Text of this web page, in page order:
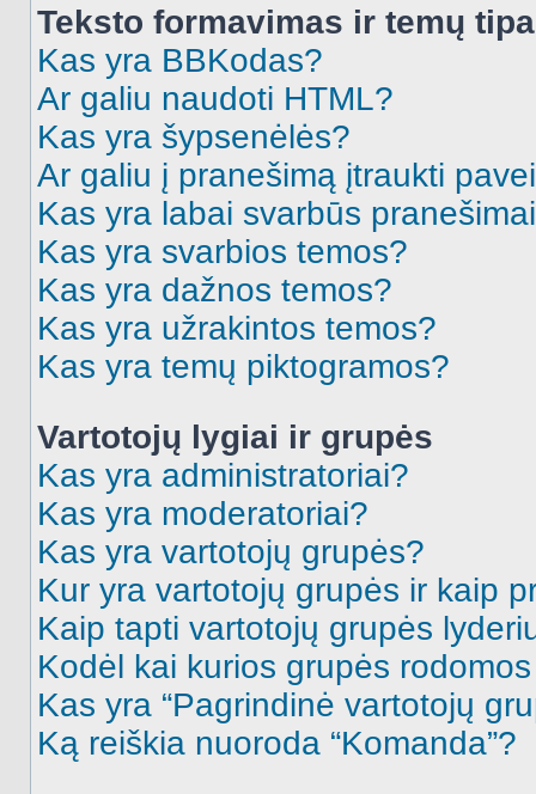
Teksto formavimas ir temų
Kas yra BBKodas?
Ar galiu naudoti HTML?
Kas yra šypsenėlės?
Ar galiu į pranešimą įtraukti
Kas yra labai svarbūs
Kas yra svarbios temos?
Kas yra dažnos temos?
Kas yra užrakintos temos?
Kas yra temų piktogramos?
Vartotojų lygiai ir grupės
Kas yra administratoriai?
Kas yra moderatoriai?
Kas yra vartotojų grupės?
Kur yra vartotojų grupės ir kaip
Kaip tapti vartotojų grupės
Kodėl kai kurios grupės
Kas yra “Pagrindinė vartotojų
Ką reiškia nuoroda “Komanda”?